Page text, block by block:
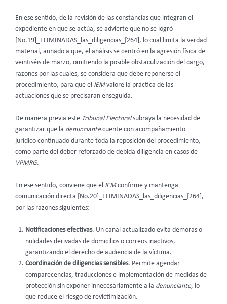
En ese sentido, de la revisión de las constancias que integran el
expediente en que se actúa, se advierte que no se logró
[No.19]_ELIMINADAS_las_diligencias_[264], lo cual limita la verdad
material, aunado a que, el análisis se centró en la agresión física de
veintiséis de marzo, omitiendo la posible obstaculización del cargo,
razones por las cuales, se considera que debe reponerse el
procedimiento, para que el IEMvalore la práctica de las
actuaciones que se precisaran enseguida.
De manera previa este Tribunal Electoralsubraya la necesidad de
garantizar que la denunciantecuente con acompañamiento
jurídico continuado durante toda la reposición del procedimiento,
como parte del deber reforzado de debida diligencia en casos de
VPMRG.
En ese sentido, conviene que el IEMconfirme y mantenga
comunicación directa [No.20]_ELIMINADAS_las_diligencias_[264],
por las razones siguientes:
Notificaciones efectivas. Un canal actualizado evita demoras o
nulidades derivadas de domicilios o correos inactivos,
garantizando el derecho de audiencia de la víctima.
Coordinación de diligencias sensibles. Permite agendar
comparecencias, traducciones e implementación de medidas de
protección sin exponer innecesariamente a la denunciante, lo
que reduce el riesgo de revictimización.